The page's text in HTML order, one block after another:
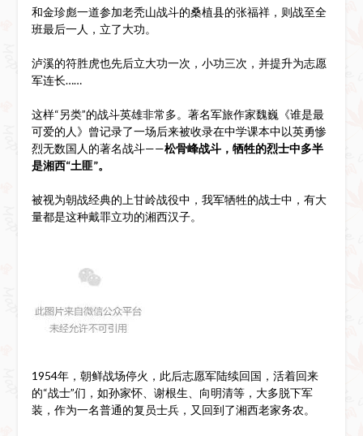
和金珍彪一道参加老秃山战斗的桑植县的张福祥，则战至全
班最后一人，立了大功。
泸溪的符胜虎也先后立大功一次，小功三次，并提升为志愿
军连长……
这样“另类”的战斗英雄非常多。著名军旅作家魏巍《谁是最
可爱的人》曾记录了一场后来被收录在中学课本中以英勇惨
烈无数国人的著名战斗——松骨峰战斗，牺牲的烈士中多半
是湘西“土匪”。
被视为朝战经典的上甘岭战役中，我军牺牲的战士中，有大
量都是这种戴罪立功的湘西汉子。
1954年，朝鲜战场停火，此后志愿军陆续回国，活着回来
的“战士”们，如孙家怀、谢根生、向明清等，大多脱下军
装，作为一名普通的复员士兵，又回到了湘西老家务农。